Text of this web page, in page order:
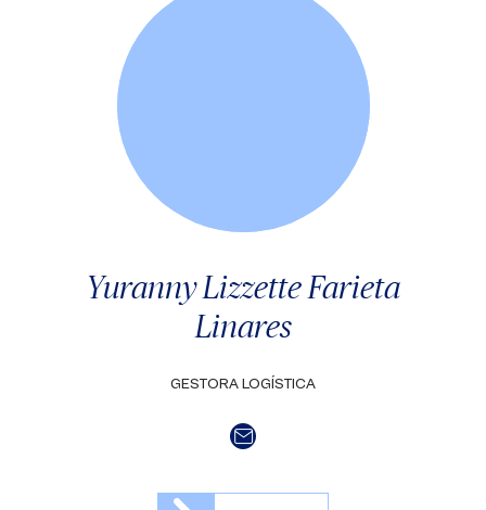
Yuranny Lizzette Farieta
Linares
GESTORA LOGÍSTICA